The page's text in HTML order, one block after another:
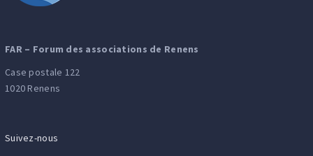
FAR – Forum des associations de Renens
Case postale 122
1020 Renens
Suivez-nous